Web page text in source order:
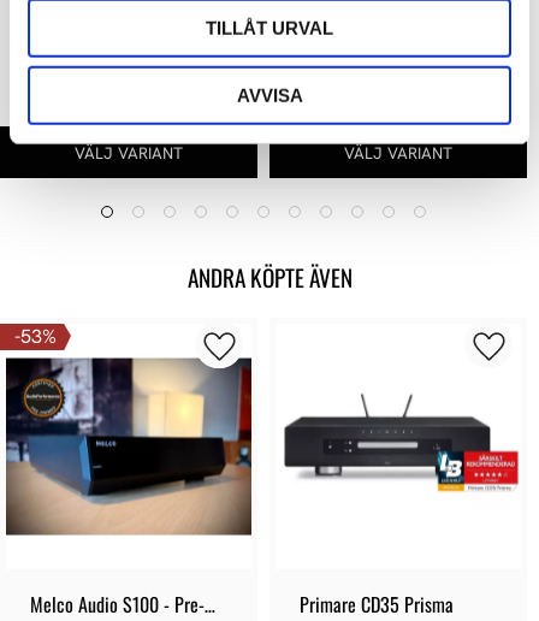
TILLÅT URVAL
AVVISA
4 990 kr 3 290 kr
ANDRA KÖPTE ÄVEN
Melco Audio S100 - Pre-
53%
Primare CD35 Prisma